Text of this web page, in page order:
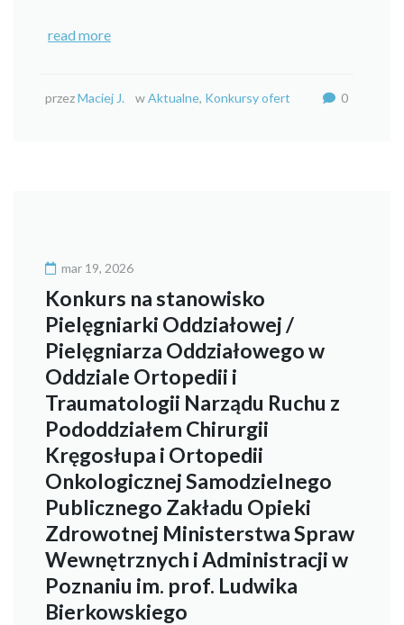
read more
przezMaciej J. wAktualne, Konkursy ofert 0
mar 19, 2026
Konkurs na stanowisko
Pielęgniarki Oddziałowej /
Pielęgniarza Oddziałowego w
Oddziale Ortopedii i
Traumatologii Narządu Ruchu z
Pododdziałem Chirurgii
Kręgosłupa i Ortopedii
Onkologicznej Samodzielnego
Publicznego Zakładu Opieki
Zdrowotnej Ministerstwa Spraw
Wewnętrznych i Administracji w
Poznaniu im. prof. Ludwika
Bierkowskiego